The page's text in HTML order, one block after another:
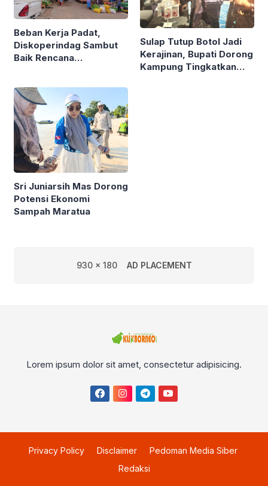
Beban Kerja Padat,
Diskoperindag Sambut
Baik Rencana
Sulap Tutup Botol Jadi
Kerajinan, Bupati Dorong
Kampung Tingkatkan
Sri Juniarsih Mas Dorong
Potensi Ekonomi
Sampah Maratua
930 x 180 AD PLACEMENT
Lorem ipsum dolor sit amet, consectetur adipisicing.
Privacy Policy Disclaimer
Pedoman Media Siber
Redaksi